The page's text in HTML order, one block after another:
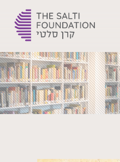
The Yehoshua Salti Foundation
Home Blog Uncategorized